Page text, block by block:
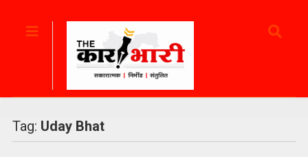
Tag: Uday Bhat